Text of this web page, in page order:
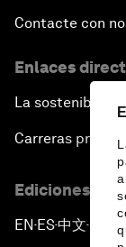
Contacte con
Enlaces
La sostenibilidad
Carreras
Ediciones en
EN ▪ES▪中文▪ 日本